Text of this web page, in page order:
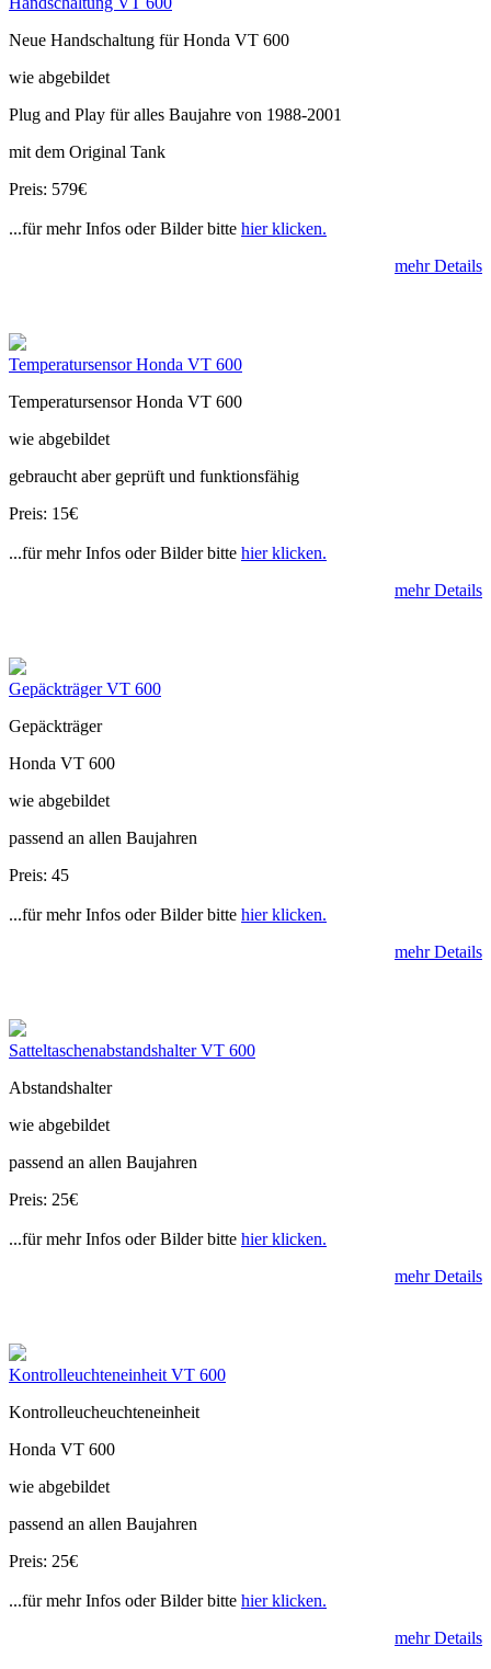
Neue Handschaltung für Honda VT 600
wie abgebildet
Plug and Play für alles Baujahre von 1988-2001
mit dem Original Tank
Preis: 579€
...für mehr Infos oder Bilder bitte hier klicken.
mehr Details
Temperatursensor Honda VT 600
Temperatursensor Honda VT 600
wie abgebildet
gebraucht aber geprüft und funktionsfähig
Preis: 15€
...für mehr Infos oder Bilder bitte hier klicken.
mehr Details
Gepäckträger VT 600
Gepäckträger
Honda VT 600
wie abgebildet
passend an allen Baujahren
Preis: 45
...für mehr Infos oder Bilder bitte hier klicken.
mehr Details
Satteltaschenabstandshalter VT 600
Abstandshalter
wie abgebildet
passend an allen Baujahren
Preis: 25€
...für mehr Infos oder Bilder bitte hier klicken.
mehr Details
Kontrolleuchteneinheit VT 600
Kontrolleucheuchteneinheit
Honda VT 600
wie abgebildet
passend an allen Baujahren
Preis: 25€
...für mehr Infos oder Bilder bitte hier klicken.
mehr Details